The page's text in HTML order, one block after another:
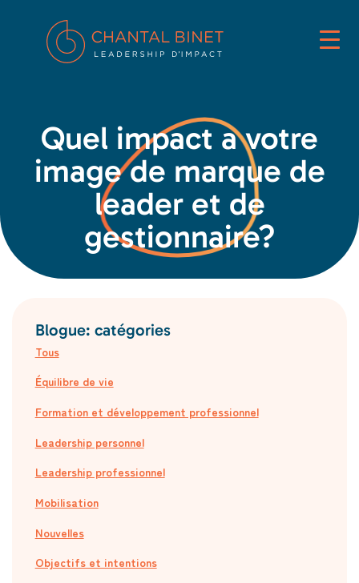
Quel impact a votre
image de marque de
leader et de
gestionnaire?
Blogue: catégories
Tous
Équilibre de vie
Formation et développement professionnel
Leadership personnel
Leadership professionnel
Mobilisation
Nouvelles
Objectifs et intentions